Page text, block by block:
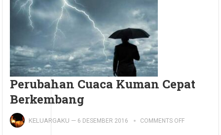
Perubahan Cuaca Kuman Cepat
Berkembang
KELUARGAKU — 6 DESEMBER 2016 COMMENTS OFF